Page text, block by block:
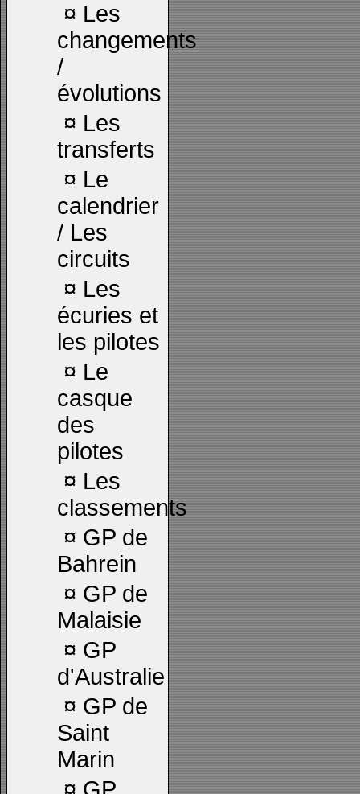
¤ Les
changements
/
évolutions
¤ Les
transferts
¤ Le
calendrier
/ Les
circuits
¤ Les
écuries et
les pilotes
¤ Le
casque
des
pilotes
¤ Les
classements
¤ GP de
Bahrein
¤ GP de
Malaisie
¤ GP
d'Australie
¤ GP de
Saint
Marin